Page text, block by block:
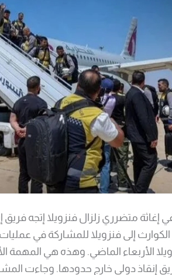
متضرري زلزال فنزويلا إتجه فريق
الكوارث إلى فنزويلا للمشاركة في
الأربعاء الماضي. وهذه هي المهمة
إنقاذ دولي خارج حدودها. وجاءت